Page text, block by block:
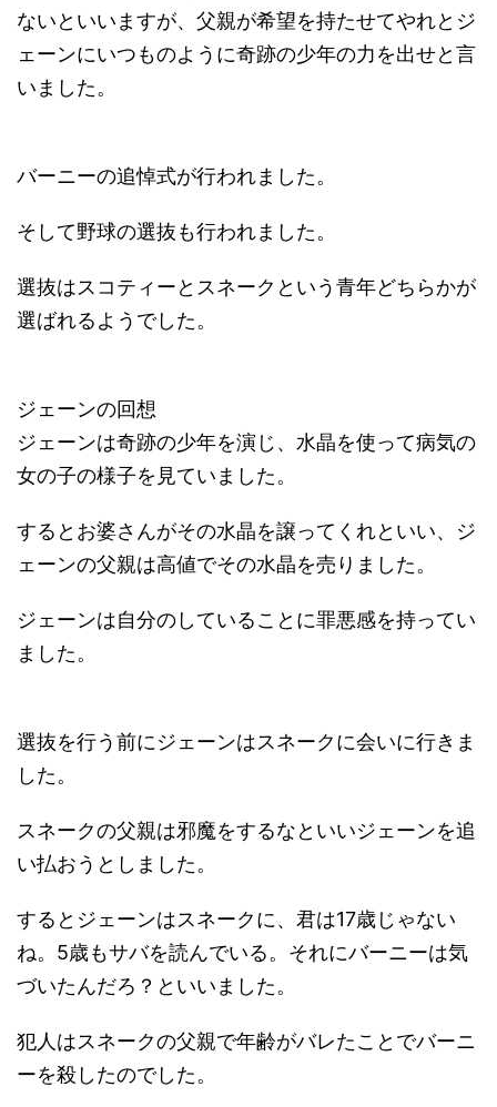
ないといいますが、父親が希望を持たせてやれとジ
ェーンにいつものように奇跡の少年の力を出せと言
いました。
バーニーの追悼式が行われました。
そして野球の選抜も行われました。
選抜はスコティーとスネークという青年どちらかが
選ばれるようでした。
ジェーンの回想
ジェーンは奇跡の少年を演じ、水晶を使って病気の
女の子の様子を見ていました。
するとお婆さんがその水晶を譲ってくれといい、ジ
ェーンの父親は高値でその水晶を売りました。
ジェーンは自分のしていることに罪悪感を持ってい
ました。
選抜を行う前にジェーンはスネークに会いに行きま
した。
スネークの父親は邪魔をするなといいジェーンを追
い払おうとしました。
するとジェーンはスネークに、君は17歳じゃない
ね。5歳もサバを読んでいる。それにバーニーは気
づいたんだろ？といいました。
犯人はスネークの父親で年齢がバレたことでバーニ
ーを殺したのでした。